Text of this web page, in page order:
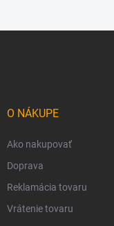
O NÁKUPE
Ako nakupovať
Doprava
Reklamácia tovaru
Vrátenie tovaru